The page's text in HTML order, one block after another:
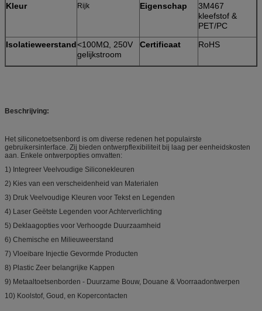
Kleur Rijk Eigenschap
3M467
kleefstof &
PET/PC
Isolatieweerstand<100MΩ, 250V
gelijkstroom
Certificaat RoHS
Beschrijving:
Het siliconetoetsenbord is om diverse redenen het populairste
gebruikersinterface. Zij bieden ontwerpflexibiliteit bij laag per eenheidskosten
aan. Enkele ontwerpopties omvatten:
1) Integreer Veelvoudige Siliconekleuren
2) Kies van een verscheidenheid van Materialen
3) Druk Veelvoudige Kleuren voor Tekst en Legenden
4) Laser Geëtste Legenden voor Achterverlichting
5) Deklaagopties voor Verhoogde Duurzaamheid
6) Chemische en Milieuweerstand
7) Vloeibare Injectie Gevormde Producten
8) Plastic Zeer belangrijke Kappen
9) Metaaltoetsenborden - Duurzame Bouw, Douane & Voorraadontwerpen
10) Koolstof, Goud, en Kopercontacten